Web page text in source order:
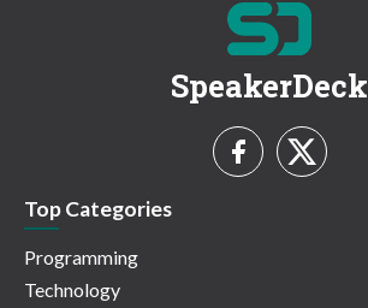
SpeakerDeck
Top Categories
Programming
Technology